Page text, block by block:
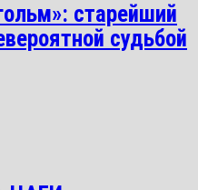
старейший
судьбой